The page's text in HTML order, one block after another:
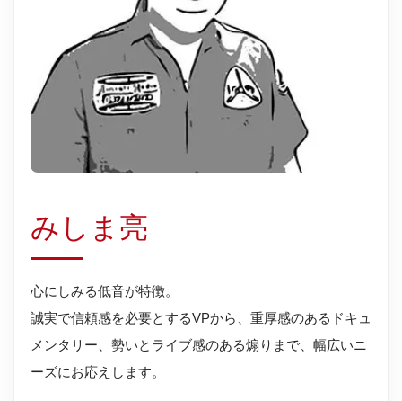
みしま亮
心にしみる低音が特徴。
誠実で信頼感を必要とするVPから、重厚感のあるドキュ
メンタリー、勢いとライブ感のある煽りまで、幅広いニ
ーズにお応えします。